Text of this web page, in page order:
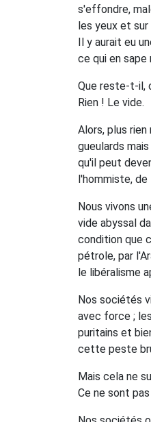
s'effondre,
les yeux et sur
Il y aurait eu
ce qui en
Que reste-t-il,
Rien ! Le vide.
Alors, plus
gueulards
qu'il peut
l'hommiste, de
Nous vivons
vide abyssal
condition que
pétrole, par
le libéralisme
Nos sociétés
avec force ;
puritains et
cette peste
Mais cela ne
Ce ne sont